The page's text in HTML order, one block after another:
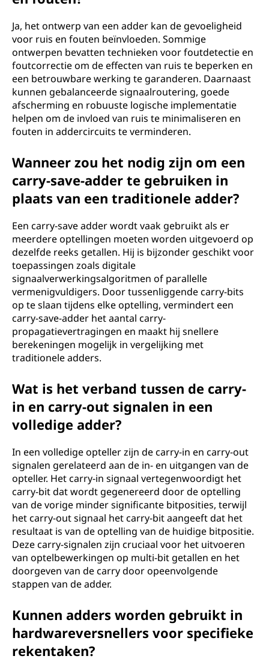
Ja, het ontwerp van een adder kan de gevoeligheid
voor ruis en fouten beïnvloeden. Sommige
ontwerpen bevatten technieken voor foutdetectie en
foutcorrectie om de effecten van ruis te beperken en
een betrouwbare werking te garanderen. Daarnaast
kunnen gebalanceerde signaalroutering, goede
afscherming en robuuste logische implementatie
helpen om de invloed van ruis te minimaliseren en
fouten in addercircuits te verminderen.
Wanneer zou het nodig zijn om een
carry-save-adder te gebruiken in
plaats van een traditionele adder?
Een carry-save adder wordt vaak gebruikt als er
meerdere optellingen moeten worden uitgevoerd op
dezelfde reeks getallen. Hij is bijzonder geschikt voor
toepassingen zoals digitale
signaalverwerkingsalgoritmen of parallelle
vermenigvuldigers. Door tussenliggende carry-bits
op te slaan tijdens elke optelling, vermindert een
carry-save-adder het aantal carry-
propagatievertragingen en maakt hij snellere
berekeningen mogelijk in vergelijking met
traditionele adders.
Wat is het verband tussen de carry-
in en carry-out signalen in een
volledige adder?
In een volledige opteller zijn de carry-in en carry-out
signalen gerelateerd aan de in- en uitgangen van de
opteller. Het carry-in signaal vertegenwoordigt het
carry-bit dat wordt gegenereerd door de optelling
van de vorige minder significante bitposities, terwijl
het carry-out signaal het carry-bit aangeeft dat het
resultaat is van de optelling van de huidige bitpositie.
Deze carry-signalen zijn cruciaal voor het uitvoeren
van optelbewerkingen op multi-bit getallen en het
doorgeven van de carry door opeenvolgende
stappen van de adder.
Kunnen adders worden gebruikt in
hardwareversnellers voor specifieke
rekentaken?